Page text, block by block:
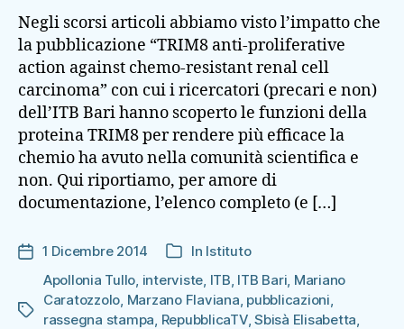
Negli scorsi articoli abbiamo visto l’impatto che
la pubblicazione “TRIM8 anti-proliferative
action against chemo-resistant renal cell
carcinoma” con cui i ricercatori (precari e non)
dell’ITB Bari hanno scoperto le funzioni della
proteina TRIM8 per rendere più efficace la
chemio ha avuto nella comunità scientifica e
non. Qui riportiamo, per amore di
documentazione, l’elenco completo (e […]
Data
dell'articolo
1 Dicembre 2014 Categorie
In Istituto
Tag
Apollonia Tullo interviste ITB ITB Bari Mariano
Caratozzolo Marzano Flaviana pubblicazioni
rassegna stampa RepubblicaTV,Sbisà Elisabetta